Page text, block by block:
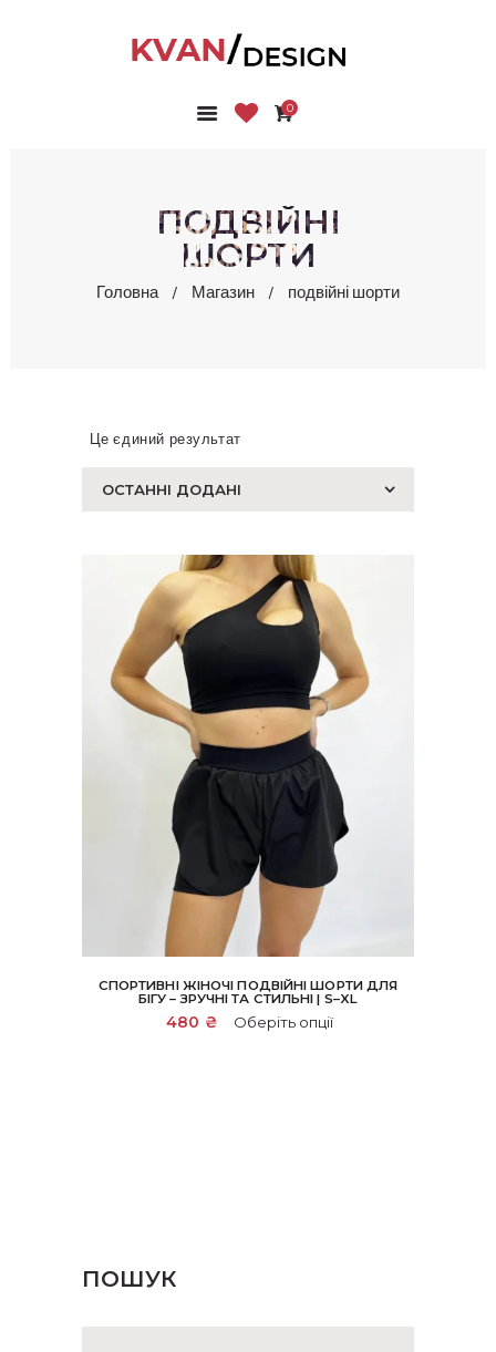
0
ПОДВІЙНІ
ШОРТИ
Головна Магазин подвійні шорти
ГОЛОВНА
ПРО НАС
КОНТАКТИ
Це єдиний результат
СПОРТИВНІ ЖІНОЧІ ПОДВІЙНІ ШОРТИ ДЛЯ
БІГУ – ЗРУЧНІ ТА СТИЛЬНІ | S–XL
480 ₴ Оберіть опції
ПОШУК